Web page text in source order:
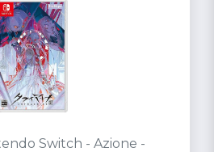
Switch - Azione -